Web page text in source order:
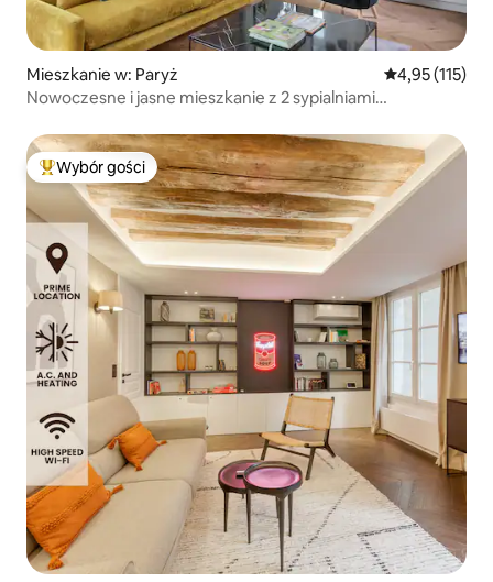
Mieszkanie w: Paryż Średnia
4,95 (115)
Nowoczesne i jasne mieszkanie z 2 sypialniami
Najpopularniejsze z kategorii Wybór gości
Wybór gości